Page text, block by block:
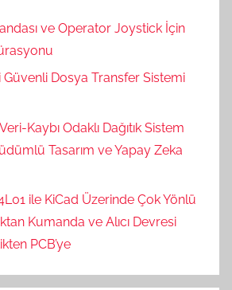
ve Operator Joystick İçin
Dosya Transfer Sistemi
Kaybı Odaklı Dağıtık Sistem
Tasarım ve Yapay Zeka
ile KiCad Üzerinde Çok Yönlü
Kumanda ve Alıcı Devresi
PCB’ye